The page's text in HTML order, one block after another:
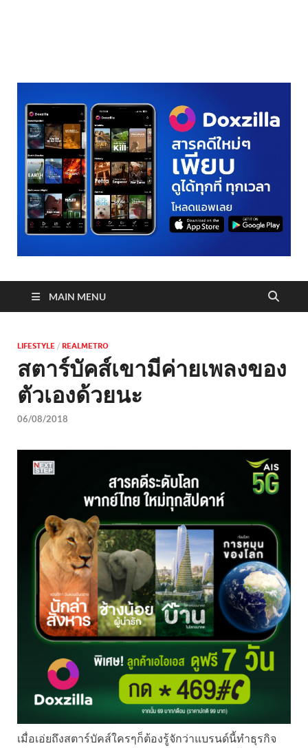
MAIN MENU
LIFESTYLE / REALMETRO
สตาร์บัคส์เขามีค่ายเพลงของ
ตัวเองด้วยนะ
06/08/2018
เมื่อเอ่ยถึงสตาร์บัคส์ใครๆก็ต้องรู้จักว่าแบรนด์นี้ทำธุรกิจ